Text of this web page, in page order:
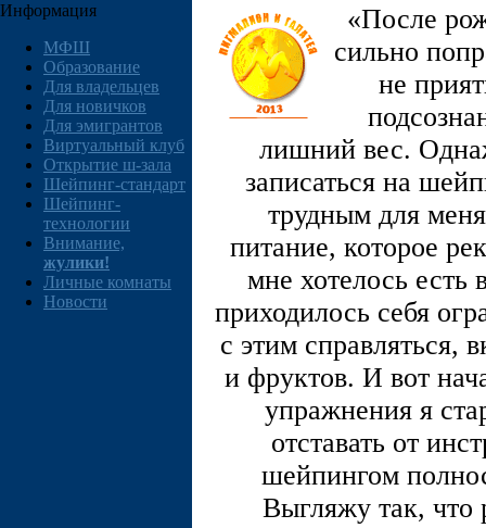
Информация
МФШ
Образование
Для владельцев
Для новичков
Для эмигрантов
Виртуальный клуб
Открытие ш-зала
Шейпинг-стандарт
Шейпинг-
технологии
Внимание,
жулики!
Личные комнаты
Новости
«После
сильно
не
лишний вес.
записаться на
трудным для
питание, которое
мне хотелось есть
приходилось себя
с этим справляться,
и фруктов. И вот
упражнения я
отставать от
шейпингом
Выгляжу так, что